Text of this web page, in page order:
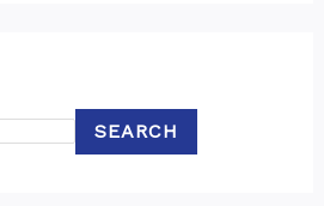
SEARCH